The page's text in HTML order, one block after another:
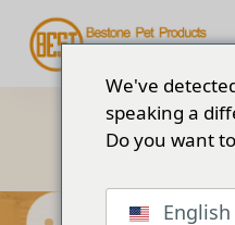
Guide des
We've
speaking a
Do you want
English